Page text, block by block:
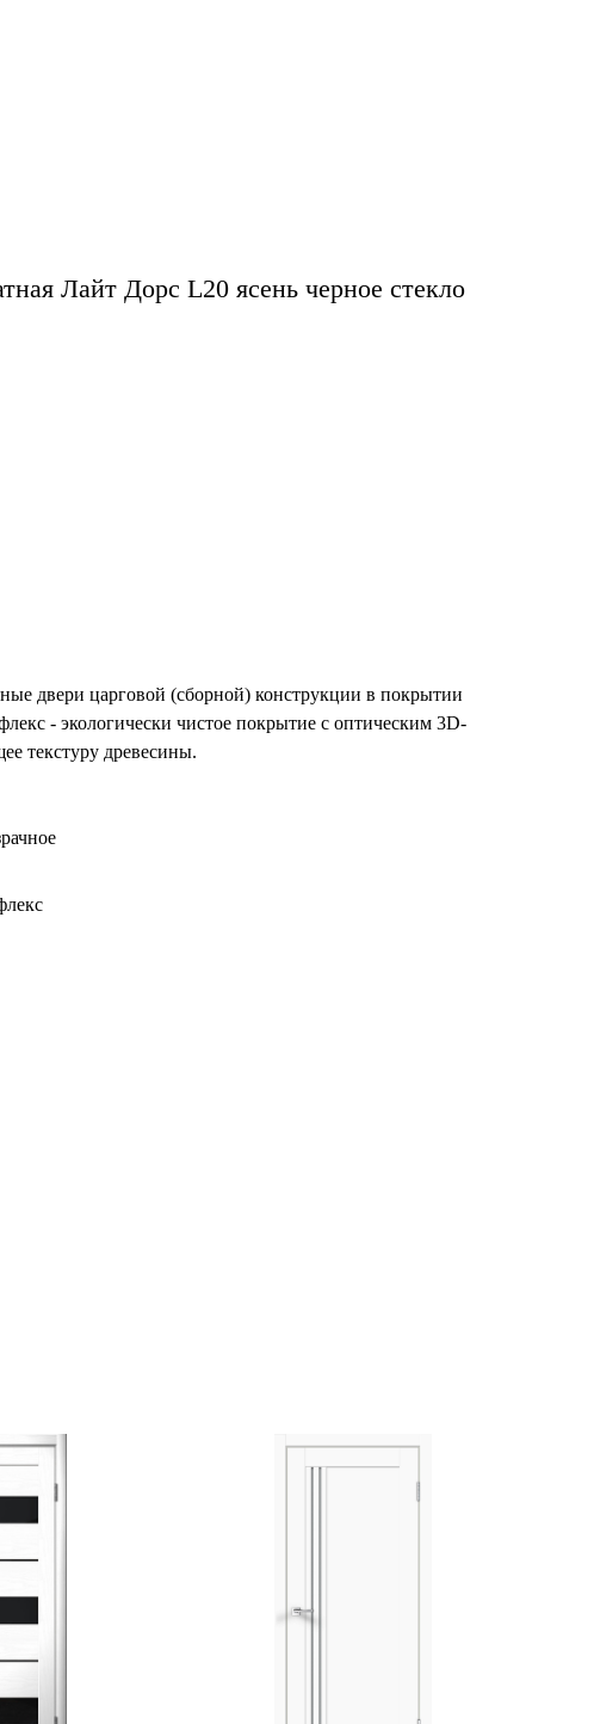
Лайт Дорс L20 ясень черное стекло
двери царговой (сборной) конструкции в покрытии
- экологически чистое покрытие с оптическим 3D-
текстуру древесины.